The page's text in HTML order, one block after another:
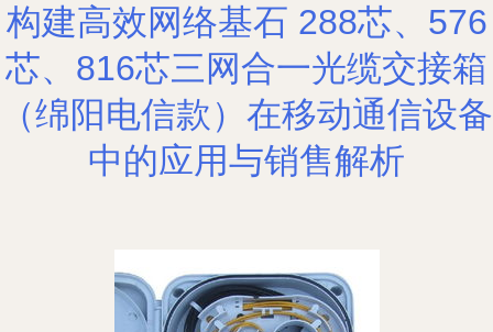
构建高效网络基石 288芯、576
芯、816芯三网合一光缆交接箱
（绵阳电信款）在移动通信设备
中的应用与销售解析